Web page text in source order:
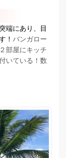
端にあり、目
！ バンガロー
部屋にキッチ
いている！数